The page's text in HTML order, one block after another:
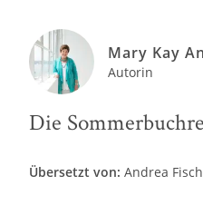
Mary Kay
Autorin
Die
Übersetzt von: Andrea